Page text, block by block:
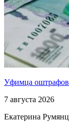
Уфимца
7 августа 2026
Екатерина